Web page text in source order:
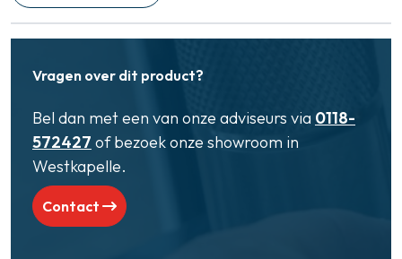
Vragen over dit product?
Bel dan met een van onze adviseurs via 0118-
572427 of bezoek onze showroom in
Westkapelle.
Contact